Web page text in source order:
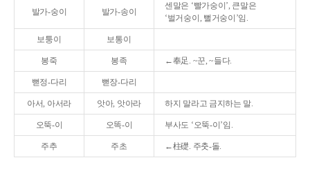
발가-숭이 발가-송이
센말은 ‘빨가숭이’, 큰말은
‘벌거숭이, 뻘거숭이’임.
보퉁이 보통이
봉죽 봉족 ←奉足. ~꾼, ~들다.
뻗정-다리 뻗장-다리
아서, 아서라 앗아, 앗아라 하지 말라고 금지하는 말.
오뚝-이 오똑-이 부사도 ‘오뚝-이’임.
주추 주초 ←柱礎. 주춧-돌.